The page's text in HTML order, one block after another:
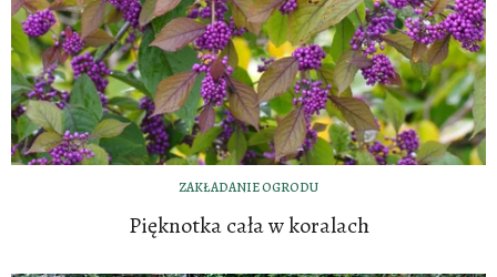
ZAKŁADANIE OGRODU
Pięknotka cała w koralach